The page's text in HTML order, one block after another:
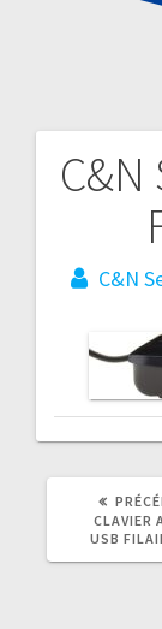
C&N
C&N
CLAVIER
USB